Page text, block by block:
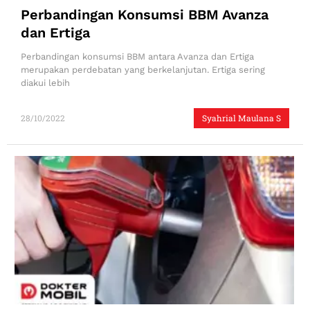
Perbandingan Konsumsi BBM Avanza
dan Ertiga
Syahrial Maulana S
28/10/2022
Perbandingan konsumsi BBM antara Avanza dan Ertiga
merupakan perdebatan yang berkelanjutan. Ertiga sering
diakui lebih